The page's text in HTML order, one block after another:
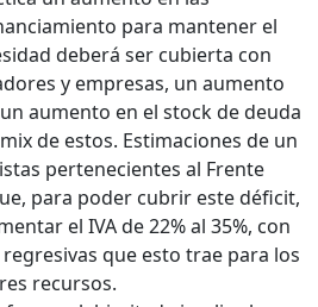
para mantener el
deberá ser cubierta con
y empresas, un aumento
aumento en el stock de deuda
de estos. Estimaciones de un
pertenecientes al Frente
para poder cubrir este déficit,
el IVA de 22% al 35%, con
que esto trae para los
recursos.